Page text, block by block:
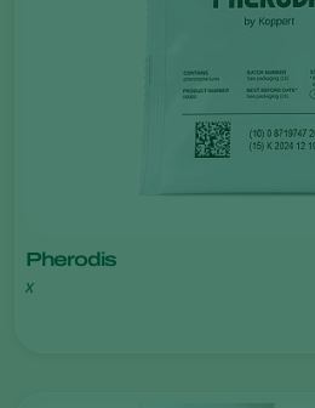
Pherodis
x